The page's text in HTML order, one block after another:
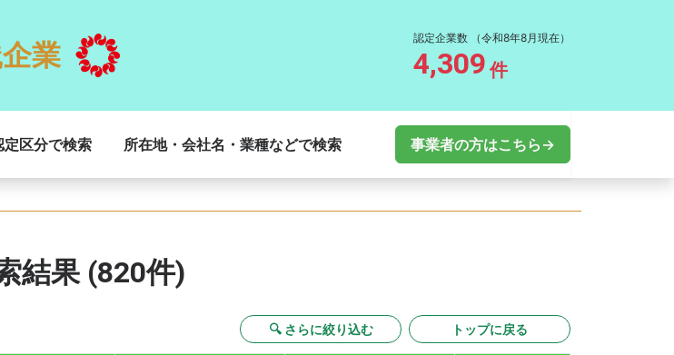
業
認定企業数 （令和8年8月現在）
4,309 件
定区分で検索 所在地・会社名・業種などで検索 事業者の方はこちら→
結果 (820件)
🔍 さらに絞り込む トップに戻る